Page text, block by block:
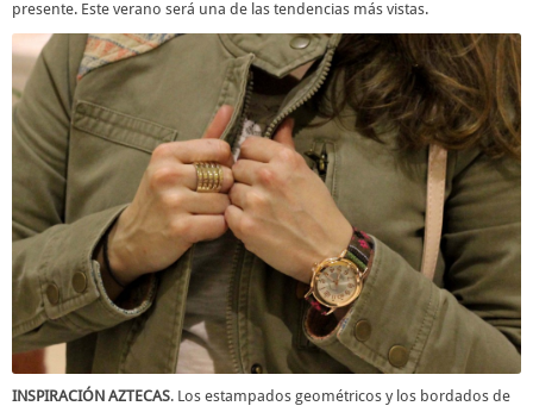
presente. Este verano será una de las tendencias más vistas.
INSPIRACIÓN AZTECAS. Los estampados geométricos y los bordados de